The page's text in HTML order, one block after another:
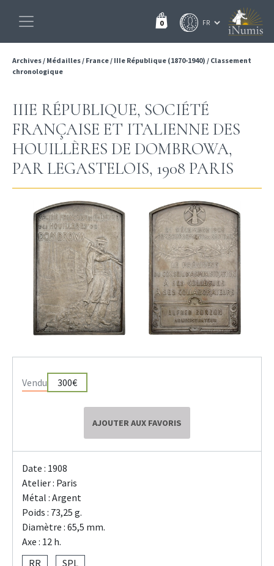
0
Archives/ Médailles/ France/ IIIe République (1870-1940) / Classement
chronologique
IIIE RÉPUBLIQUE, SOCIÉTÉ
FRANÇAISE ET ITALIENNE DES
HOUILLÈRES DE DOMBROWA,
PAR LEGASTELOIS, 1908 PARIS
Vendu 300€
AJOUTER AUX FAVORIS
Date : 1908
Atelier : Paris
Métal : Argent
Poids : 73,25 g.
Diamètre : 65,5 mm.
Axe : 12 h.
RR
SPL